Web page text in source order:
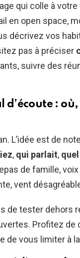
qui colle à
en open space,
décrivez vos
pas à préciser
suivre des
d’écoute :
L’idée est de
, qui parlait,
de famille,
vent
de tester dehors
Profitez
de vous limiter à